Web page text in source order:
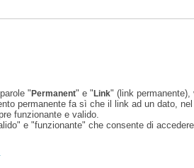
"Permanent" e "Link" (link
permanente fa sì che il link ad un dato,
funzionante e valido.
e "funzionante" che consente di